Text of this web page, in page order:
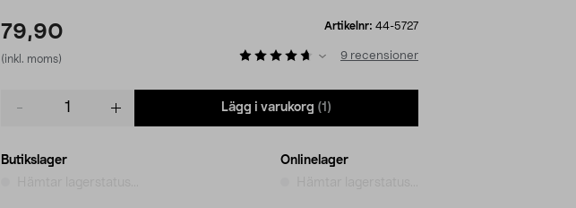
79,90
(inkl. moms)
Artikelnr: 44-5727
9 recensioner
Lägg i varukorg (1)
Butikslager
Onlinelager